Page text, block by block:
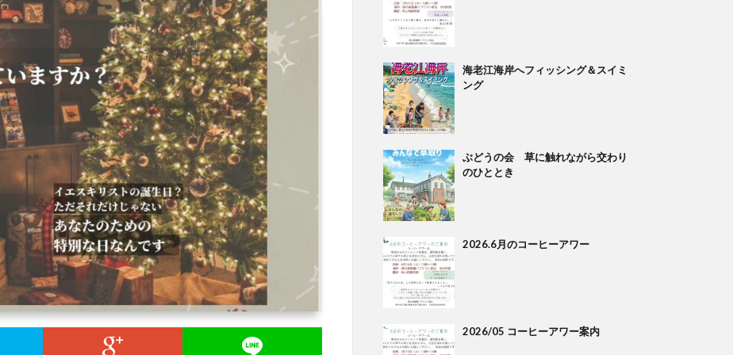
海老江海岸へフィッシング＆スイミ
ング
ぶどうの会 草に触れながら交わり
のひととき
2026.6月のコーヒーアワー
2026/05 コーヒーアワー案内